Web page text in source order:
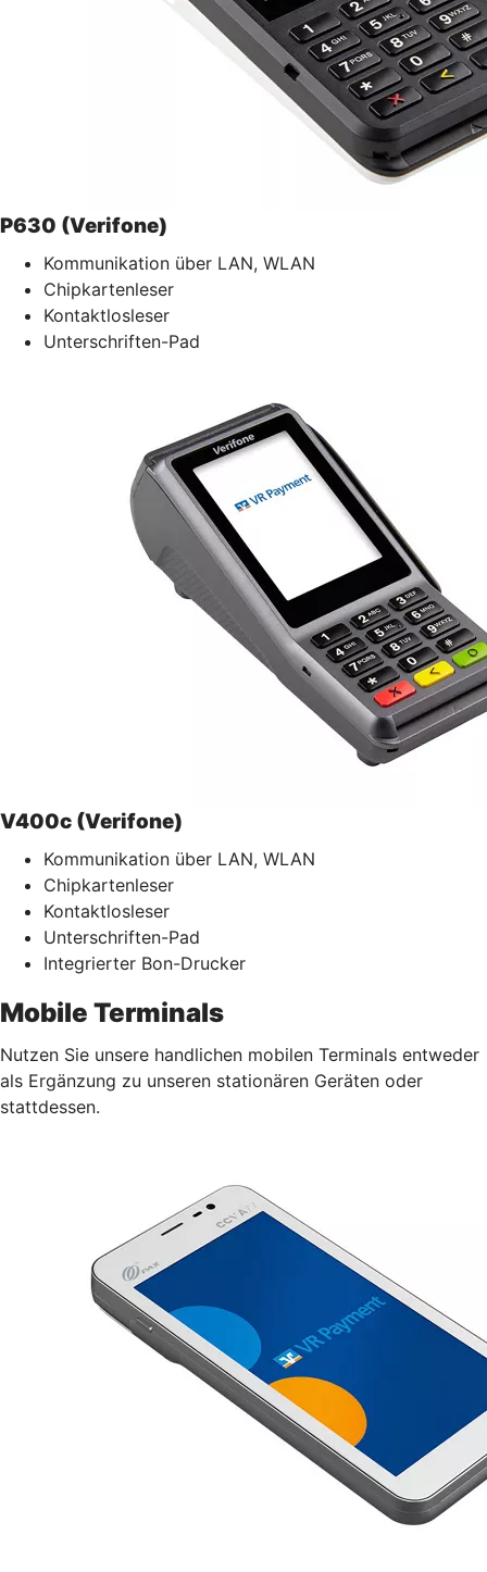
P630 (Verifone)
Kommunikation über LAN, WLAN
Chipkartenleser
Kontaktlosleser
Unterschriften-Pad
V400c (Verifone)
Kommunikation über LAN, WLAN
Chipkartenleser
Kontaktlosleser
Unterschriften-Pad
Integrierter Bon-Drucker
Mobile Terminals
Nutzen Sie unsere handlichen mobilen Terminals entweder
als Ergänzung zu unseren stationären Geräten oder
stattdessen.